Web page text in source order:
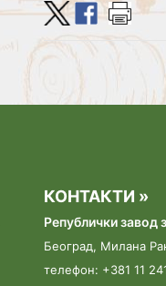
04.01.2024.
Постпописнa
ПОПИСИВАЧЕ У
07.09.2023.
Коначна листа
КОНТАКТИ »
Републички завод
Београд, Милана
телефон: +381 11